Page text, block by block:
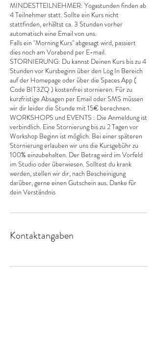
MINDESTTEILNEHMER: Yogastunden finden ab
4 Teilnehmer statt. Sollte ein Kurs nicht
stattfinden, erhältst ca. 3 Stunden vorher
automatisch eine Email von uns.
Falls ein "Morning Kurs" abgesagt wird, passiert
dies noch am Vorabend per E-mail.
STORNIERUNG: Du kannst Deinen Kurs bis zu 4
Stunden vor Kursbeginn über den Log In Bereich
auf der Homepage oder über die Spaces App (
Code BIT3ZQ ) kostenfrei stornieren. Für zu
kurzfristige Absagen per Email oder SMS müssen
wir dir leider die Stunde mit 15€ berechnen.
WORKSHOPS und EVENTS : Die Anmeldung ist
verbindlich. Eine Stornierung bis zu 2 Tagen vor
Workshop Beginn ist möglich. Bei einer späteren
Stornierung erlauben wir uns die Kursgebühr zu
100% einzubehalten. Der Betrag wird im Vorfeld
im Studio oder überwiesen. Solltest du krank
werden, stellen wir dir, nach Bescheinigung
darüber, gerne einen Gutschein aus. Danke für
dein Verständnis
Kontaktangaben